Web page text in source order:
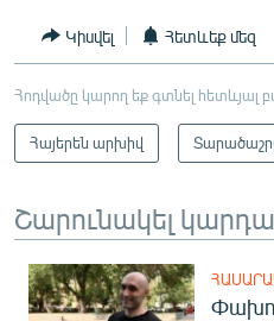
Կիսվել Հետևեք մեզ
Հոդվածը կարող եք գտնել հետևյալ
Հայերեն արխիվ
Շարունակել